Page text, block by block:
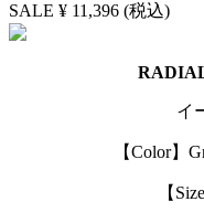
SALE ¥ 11,396 (税込)
イ
【Color】
【